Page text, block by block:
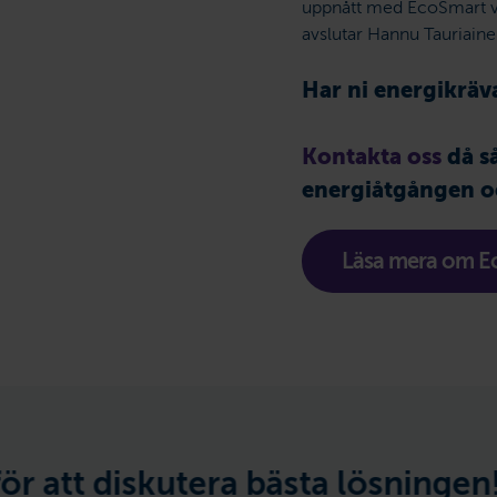
uppnått med EcoSmart
avslutar Hannu
Har ni
Kontakta oss då
energiåtgången
Läsa mera om
bästa lösningen! — Har